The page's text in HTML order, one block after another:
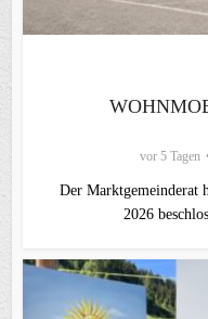
vor 5 Tagen
Der Marktgemeinderat
2026